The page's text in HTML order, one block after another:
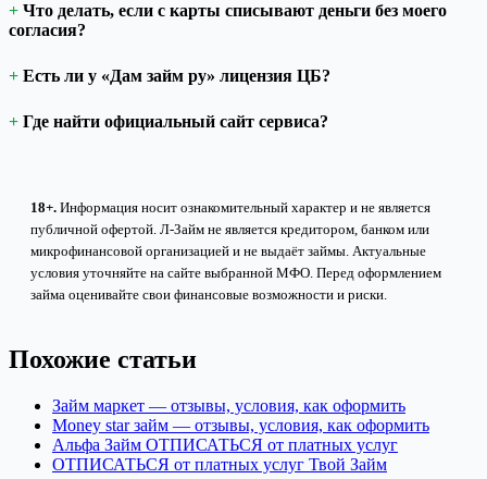
Что делать, если с карты списывают деньги без моего
согласия?
Есть ли у «Дам займ ру» лицензия ЦБ?
Где найти официальный сайт сервиса?
18+. Информация носит ознакомительный характер и не является
публичной офертой. Л-Займ не является кредитором, банком или
микрофинансовой организацией и не выдаёт займы. Актуальные
условия уточняйте на сайте выбранной МФО. Перед оформлением
займа оценивайте свои финансовые возможности и риски.
Похожие статьи
Займ маркет — отзывы, условия, как оформить
Money star займ — отзывы, условия, как оформить
Альфа Займ ОТПИСАТЬСЯ от платных услуг
ОТПИСАТЬСЯ от платных услуг Твой Займ